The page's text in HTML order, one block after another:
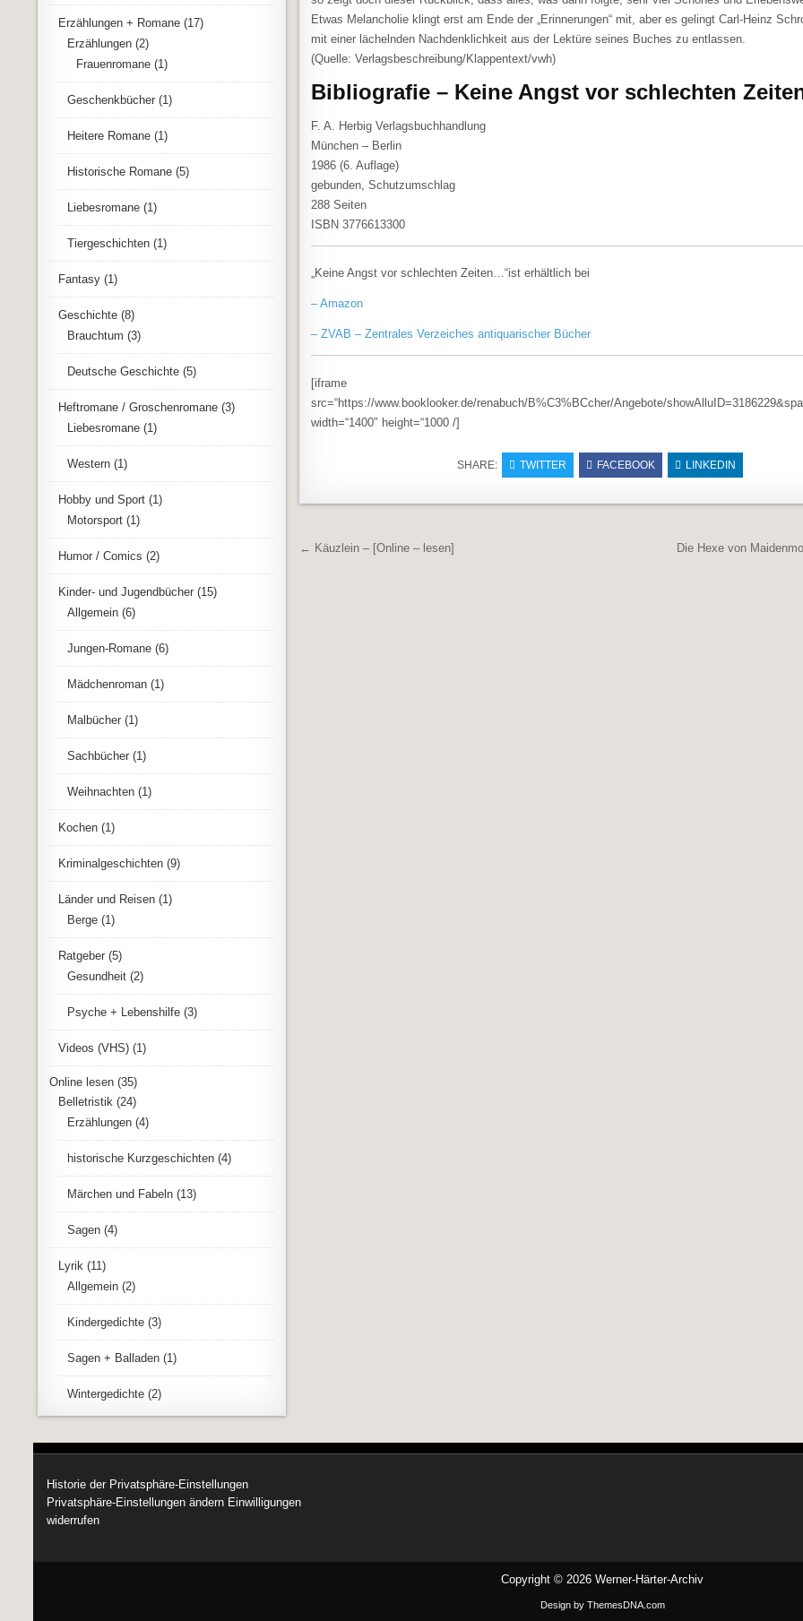
Etwas Melancholie klingt erst am Ende der „Erinnerungen“ mit, aber es gelingt Carl-Heinz
mit einer lächelnden Nachdenklichkeit aus der Lektüre seines Buches zu entlassen.
(Quelle: Verlagsbeschreibung/Klappentext/vwh)
Bibliografie – Keine Angst vor schlechten
F. A. Herbig Verlagsbuchhandlung
München – Berlin
1986 (6. Auflage)
gebunden, Schutzumschlag
288 Seiten
ISBN 3776613300
„Keine Angst vor schlechten Zeiten…“ist erhältlich bei
– Amazon
– ZVAB – Zentrales Verzeiches antiquarischer Bücher
[iframe
src=“https://www.booklooker.de/renabuch/B%C3%BCcher/Angebote/
width=“1400″ height=“1000 /]
SHARE: TWITTER FACEBOOK LINKEDIN
Beitragsnavigation Die Hexe von
← Käuzlein – [Online – lesen]
Erzählungen + Romane (17)
Erzählungen (2)
Frauenromane (1)
Geschenkbücher (1)
Heitere Romane (1)
Historische Romane (5)
Liebesromane (1)
Tiergeschichten (1)
Fantasy (1)
Geschichte (8)
Brauchtum (3)
Deutsche Geschichte (5)
Heftromane / Groschenromane (3)
Liebesromane (1)
Western (1)
Hobby und Sport (1)
Motorsport (1)
Humor / Comics (2)
Kinder- und Jugendbücher (15)
Allgemein (6)
Jungen-Romane (6)
Mädchenroman (1)
Malbücher (1)
Sachbücher (1)
Weihnachten (1)
Kochen (1)
Kriminalgeschichten (9)
Länder und Reisen (1)
Berge (1)
Ratgeber (5)
Gesundheit (2)
Psyche + Lebenshilfe (3)
Videos (VHS) (1)
Online lesen (35)
Belletristik (24)
Erzählungen (4)
historische Kurzgeschichten (4)
Märchen und Fabeln (13)
Sagen (4)
Lyrik (11)
Allgemein (2)
Kindergedichte (3)
Sagen + Balladen (1)
Wintergedichte (2)
Historie der Privatsphäre-Einstellungen
Privatsphäre-Einstellungen ändern Einwilligungen
widerrufen
Copyright © 2026 Werner-Härter-Archiv
Design by ThemesDNA.com